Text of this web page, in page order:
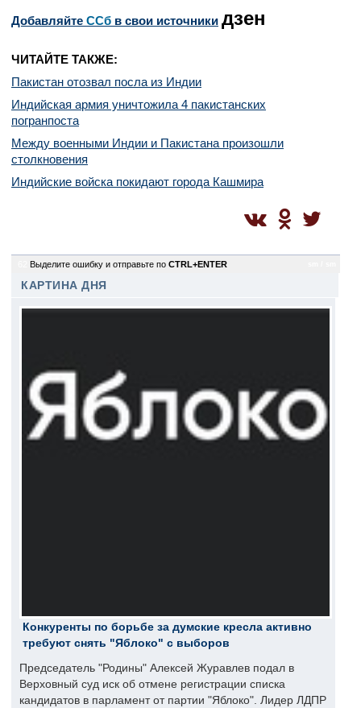
Добавляйте CСб в свои источники дзен
ЧИТАЙТЕ ТАКЖЕ:
Пакистан отозвал посла из Индии
Индийская армия уничтожила 4 пакистанских
погранпоста
Между военными Индии и Пакистана произошли
столкновения
Индийские войска покидают города Кашмира
Выделите ошибку и отправьте по CTRL+ENTER
КАРТИНА ДНЯ
Конкуренты по борьбе за думские кресла активно
требуют снять "Яблоко" с выборов
Председатель "Родины" Алексей Журавлев подал в
Верховный суд иск об отмене регистрации списка
кандидатов в парламент от партии "Яблоко". Лидер ЛДПР